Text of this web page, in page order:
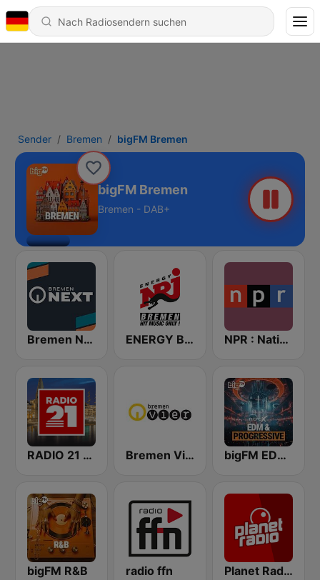
Sender Bremen bigFM Bremen
bigFM Bremen
Bremen - DAB+
Bremen NEXT ENERGY Bremen NPR : National Public Radio
RADIO 21 - Bremen Bremen Vier bigFM EDM & Progressive
bigFM R&B radio ffn Planet Radio